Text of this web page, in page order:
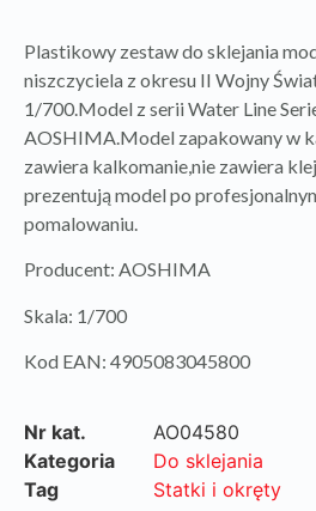
Plastikowy zestaw do sklejania
niszczyciela z okresu II Wojny
1/700.Model z serii Water Line
AOSHIMA.Model zapakowany w
zawiera kalkomanie,nie zawiera
prezentują model po
pomalowaniu.
Producent: AOSHIMA
Skala: 1/700
Kod EAN: 4905083045800
Nr kat.
AO04580
Kategoria
Do sklejania
Tag
Statki i okręty